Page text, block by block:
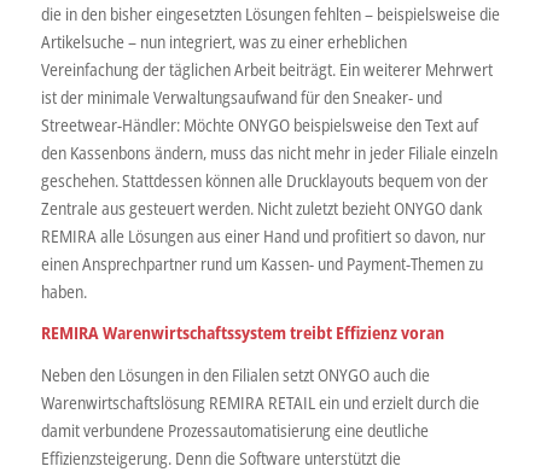
die in den bisher eingesetzten Lösungen fehlten – beispielsweise die
Artikelsuche – nun integriert, was zu einer erheblichen
Vereinfachung der täglichen Arbeit beiträgt. Ein weiterer Mehrwert
ist der minimale Verwaltungsaufwand für den Sneaker- und
Streetwear-Händler: Möchte ONYGO beispielsweise den Text auf
den Kassenbons ändern, muss das nicht mehr in jeder Filiale einzeln
geschehen. Stattdessen können alle Drucklayouts bequem von der
Zentrale aus gesteuert werden. Nicht zuletzt bezieht ONYGO dank
REMIRA alle Lösungen aus einer Hand und profitiert so davon, nur
einen Ansprechpartner rund um Kassen- und Payment-Themen zu
haben.
REMIRA Warenwirtschaftssystem treibt Effizienz voran
Neben den Lösungen in den Filialen setzt ONYGO auch die
Warenwirtschaftslösung REMIRA RETAIL ein und erzielt durch die
damit verbundene Prozessautomatisierung eine deutliche
Effizienzsteigerung. Denn die Software unterstützt die